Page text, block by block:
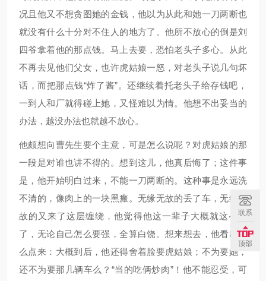
况且他又不想贪图她的金钱，他以为从此和她一刀两断也
就没有什么十分对不住人的地方了。他所不放心的倒是刘
四爷拿着他的那点钱。马上去要，恐怕老头子多心。从此
不再去见他们父女，也许虎姑娘一怒，对老头子说几句坏
话，而把那点钱“炸了酱”。还继续着托老头子给存钱吧，
一到人和厂就得碰上她，又怪难以为情。他想不出妥当的
办法，越没办法也就越不放心。
他颇想向曹先生要个主意，可是怎么说呢？对虎姑娘的那
一段是对谁也讲不得的。想到这儿，他真后悔了；这件事
是，他开始明白过来，不能一刀两断的。这种事是永远洗
不清的，像肉上的一块黑瘢。无缘无故的丢了车，无缘无
故的又来了这层缠绕，他觉得他这一辈子大概就这么完
了，无论自己怎么要强，全算白饶。想来想去，他看出这
么点来：大概到后，他还得舍着脸要虎姑娘；不为要她，
还不为要那几辆车么？“当的吃俩炒肉”！他不能忍受，可
联系
顶部